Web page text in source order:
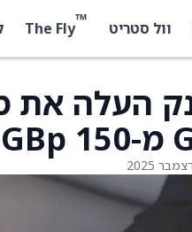
וול סטריט ™
The Fly